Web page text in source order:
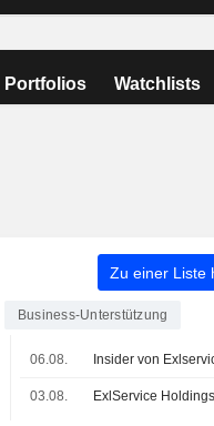
Portfolios Watchlists
Zu einer Liste
Business-Unterstützung
06.08.
03.08.